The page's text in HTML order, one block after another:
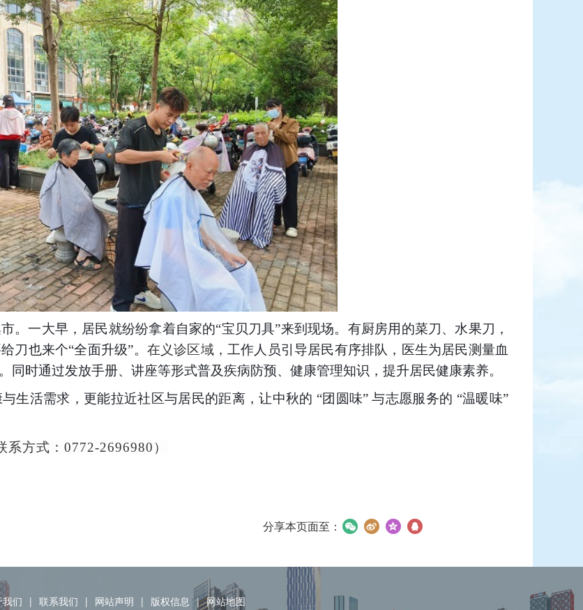
。一大早，居民就纷纷拿着自家的“宝贝刀具”来到现场。有厨房用的菜刀、水果刀，
刀也来个“全面升级”。 在义诊区域， 工作人员引导居民有序排队，医生为居民测量血
同时通过发放手册、讲座等形式普及疾病防预、健康管理知识，提升居民健康素养。
生活需求，更能拉近社区与居民的距离，让中秋的 “团圆味” 与志愿服务的 “温暖味”
方式：0772-2696980）
分享本页面至：
我们 | 联系我们 | 网站声明 | 版权信息 | 网站地图